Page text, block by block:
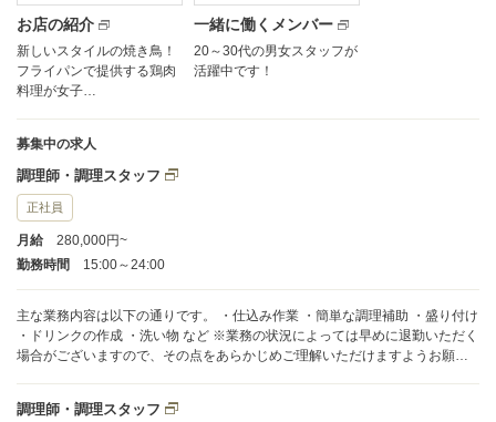
お店の紹介
新しいスタイルの焼き鳥！
フライパンで提供する鶏肉
料理が女子…
一緒に働くメンバー
20～30代の男女スタッフが
活躍中です！
募集中の求人
調理師・調理スタッフ
正社員
月給
280,000円~
勤務時間
15:00～24:00
主な業務内容は以下の通りです。 ・仕込み作業 ・簡単な調理補助 ・盛り付け
・ドリンクの作成 ・洗い物 など ※業務の状況によっては早めに退勤いただく
場合がございますので、その点をあらかじめご理解いただけますようお願い
調理師・調理スタッフ